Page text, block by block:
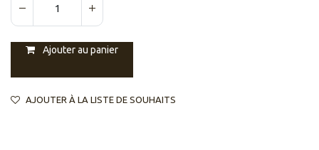
Ajouter au panier
AJOUTER À LA LISTE DE SOUHAITS